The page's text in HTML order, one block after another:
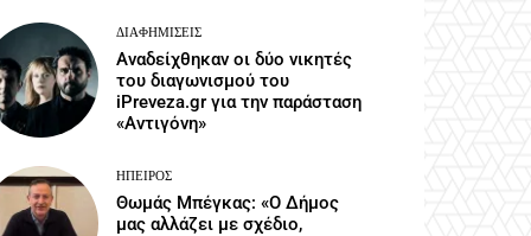
ΔΙΑΦΗΜΊΣΕΙΣ
Αναδείχθηκαν οι δύο νικητές
του διαγωνισμού του
iPreveza.gr για την παράσταση
«Αντιγόνη»
ΉΠΕΙΡΟΣ
Θωμάς Μπέγκας: «Ο Δήμος
μας αλλάζει με σχέδιο,